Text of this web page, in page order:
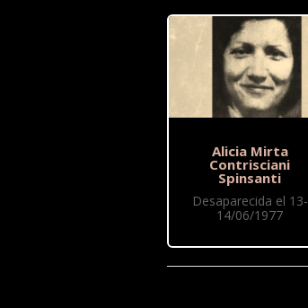
Alicia Mirta
Contrisciani
Spinsanti
Desaparecida el 13-
14/06/1977